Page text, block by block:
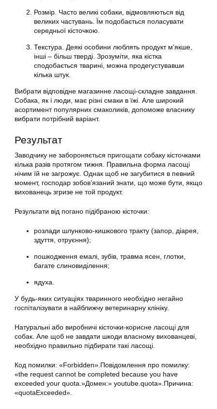
Розмір. Часто великі собаки, відмовляються від
великих частувань. Їм подобається поласувати
середньої кісточкою.
Текстура. Деякі особини люблять продукт м’якше,
інші – більш тверді. Зрозуміти, яка кістка
сподобається тварині, можна продегустувавши
кілька штук.
Вибрати відповідне магазинне ласощі-складне завдання.
Собака, як і люди, має різні смаки в їжі. Але широкий
асортимент популярних смаколиків, допоможе власнику
вибрати потрібний варіант.
Результат
Заводчику не забороняється пригощати собаку кісточками
кілька разів протягом тижня. Правильна форма ласощі
нічим їй не загрожує. Однак щоб не загубитися в певний
момент, господар зобов’язаний знати, що може бути, якщо
вихованець згризе не той продукт.
Результати від погано підібраною кісточки:
розлади шлунково-кишкового тракту (запор, діарея,
здуття, отруєння);
пошкодження емалі, зубів, травма ясен, глотки,
багате слиновиділення;
ядуха.
У будь-яких ситуаціях тваринного необхідно негайно
госпіталізувати в найближчу ветеринарну клініку.
Натуральні або виробничі кісточки-корисне ласощі для
собак. Але щоб не завдати шкоди власному вихованцеві,
необхідно правильно підбирати такі ласощі.
Код помилки: «Forbidden».Повідомлення про помилку:
«the request cannot be completed because you have
exceeded your quota.»Домен:» youtube.quota».Причина:
«quotaExceeded».